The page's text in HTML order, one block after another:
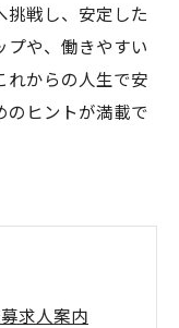
挑戦し、安定した
プや、働きやすい
れからの人生で安
のヒントが満載で
求人案内